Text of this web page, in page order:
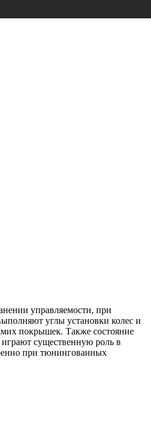
управляемости, при
углы установки колес и
покрышек. Также состояние
существенную роль в
при тюнингованных